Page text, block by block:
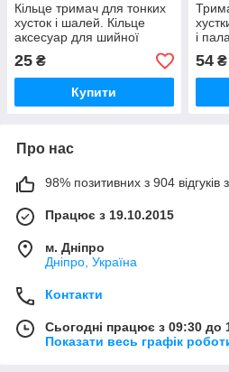
Кільце тримач для тонких
хусток і шалей. Кільце
аксесуар для шийної
хустки
25 ₴
Купити
і
54₴
Про нас
98% позитивних з 904 відгуків
Працює з 19.10.2015
м. Дніпро
Дніпро, Україна
Контакти
Сьогодні працює з 09:30 до
Показати весь графік